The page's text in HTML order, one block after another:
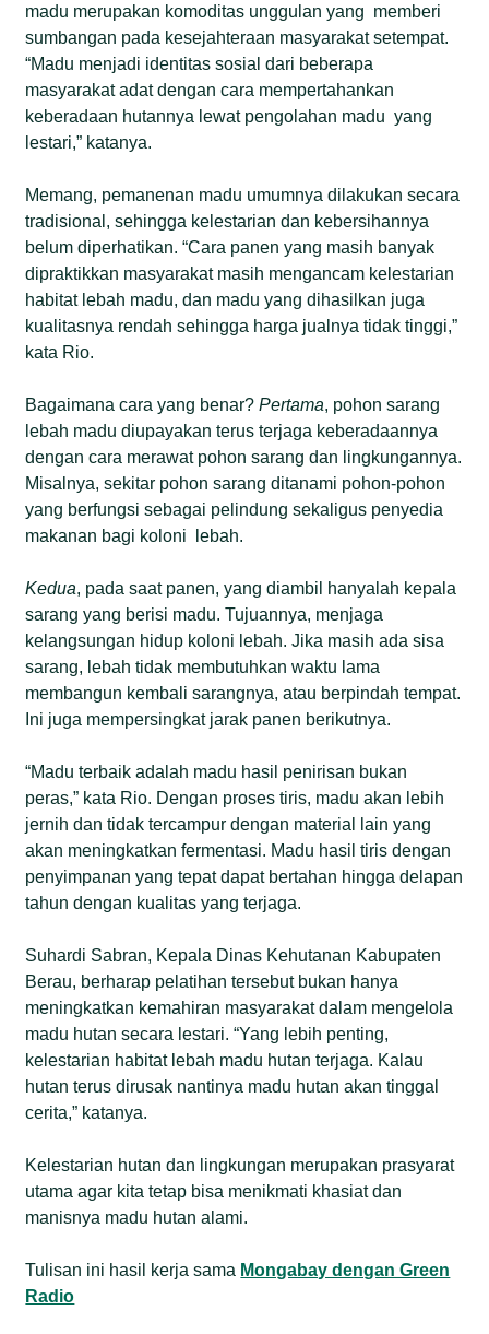
madu merupakan komoditas unggulan yang memberi
sumbangan pada kesejahteraan masyarakat setempat.
“Madu menjadi identitas sosial dari beberapa
masyarakat adat dengan cara mempertahankan
keberadaan hutannya lewat pengolahan madu yang
lestari,” katanya.
Memang, pemanenan madu umumnya dilakukan secara
tradisional, sehingga kelestarian dan kebersihannya
belum diperhatikan. “Cara panen yang masih banyak
dipraktikkan masyarakat masih mengancam kelestarian
habitat lebah madu, dan madu yang dihasilkan juga
kualitasnya rendah sehingga harga jualnya tidak tinggi,”
kata Rio.
Bagaimana cara yang benar?Pertama, pohon sarang
lebah madu diupayakan terus terjaga keberadaannya
dengan cara merawat pohon sarang dan lingkungannya.
Misalnya, sekitar pohon sarang ditanami pohon-pohon
yang berfungsi sebagai pelindung sekaligus penyedia
makanan bagi koloni lebah.
Kedua, pada saat panen, yang diambil hanyalah kepala
sarang yang berisi madu. Tujuannya, menjaga
kelangsungan hidup koloni lebah. Jika masih ada sisa
sarang, lebah tidak membutuhkan waktu lama
membangun kembali sarangnya, atau berpindah tempat.
Ini juga mempersingkat jarak panen berikutnya.
“Madu terbaik adalah madu hasil penirisan bukan
peras,” kata Rio. Dengan proses tiris, madu akan lebih
jernih dan tidak tercampur dengan material lain yang
akan meningkatkan fermentasi. Madu hasil tiris dengan
penyimpanan yang tepat dapat bertahan hingga delapan
tahun dengan kualitas yang terjaga.
Suhardi Sabran, Kepala Dinas Kehutanan Kabupaten
Berau, berharap pelatihan tersebut bukan hanya
meningkatkan kemahiran masyarakat dalam mengelola
madu hutan secara lestari. “Yang lebih penting,
kelestarian habitat lebah madu hutan terjaga. Kalau
hutan terus dirusak nantinya madu hutan akan tinggal
cerita,” katanya.
Kelestarian hutan dan lingkungan merupakan prasyarat
utama agar kita tetap bisa menikmati khasiat dan
manisnya madu hutan alami.
Tulisan ini hasil kerja sama Mongabay dengan Green
Radio